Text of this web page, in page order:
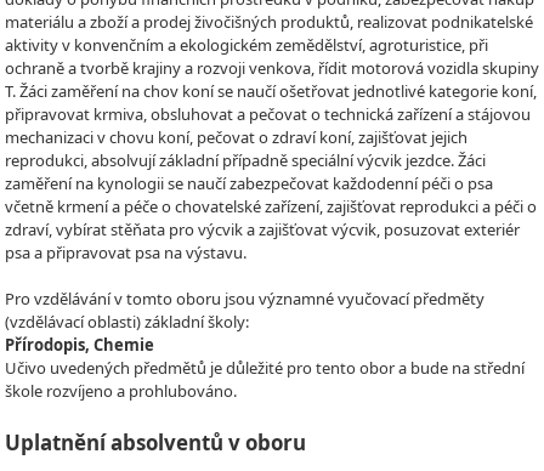
materiálu a zboží a prodej živočišných produktů, realizovat podnikatelské
aktivity v konvenčním a ekologickém zemědělství, agroturistice, při
ochraně a tvorbě krajiny a rozvoji venkova, řídit motorová vozidla skupiny
T. Žáci zaměření na chov koní se naučí ošetřovat jednotlivé kategorie koní,
připravovat krmiva, obsluhovat a pečovat o technická zařízení a stájovou
mechanizaci v chovu koní, pečovat o zdraví koní, zajišťovat jejich
reprodukci, absolvují základní případně speciální výcvik jezdce. Žáci
zaměření na kynologii se naučí zabezpečovat každodenní péči o psa
včetně krmení a péče o chovatelské zařízení, zajišťovat reprodukci a péči o
zdraví, vybírat stěňata pro výcvik a zajišťovat výcvik, posuzovat exteriér
psa a připravovat psa na výstavu.
Pro vzdělávání v tomto oboru jsou významné vyučovací předměty
(vzdělávací oblasti) základní školy:
Přírodopis, Chemie
Učivo uvedených předmětů je důležité pro tento obor a bude na střední
škole rozvíjeno a prohlubováno.
Uplatnění absolventů v oboru